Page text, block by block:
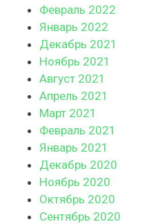
Февраль 2022
Январь 2022
Декабрь 2021
Ноябрь 2021
Август 2021
Апрель 2021
Март 2021
Февраль 2021
Январь 2021
Декабрь 2020
Ноябрь 2020
Октябрь 2020
Сентябрь 2020